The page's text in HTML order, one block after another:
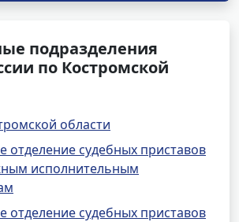
подразделения
по Костромской
области
судебных приставов
исполнительным
судебных приставов